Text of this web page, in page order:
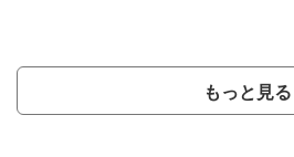
もっと見る